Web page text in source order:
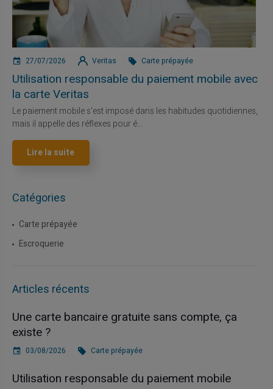
27/07/2026 Veritas Carte prépayée
Utilisation responsable du paiement mobile avec
la carte Veritas
Le paiement mobile s'est imposé dans les habitudes quotidiennes,
mais il appelle des réflexes pour é...
Lire la suite
Catégories
Carte prépayée
Escroquerie
Articles récents
Une carte bancaire gratuite sans compte, ça
existe ?
03/08/2026 Carte prépayée
Utilisation responsable du paiement mobile